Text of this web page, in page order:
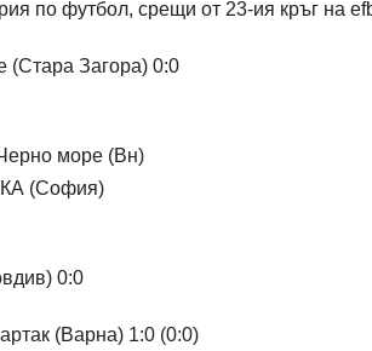
по футбол, срещи от 23-ия кръг на
(Стара Загора) 0:0
море (Вн)
(София)
0:0
(Варна) 1:0 (0:0)